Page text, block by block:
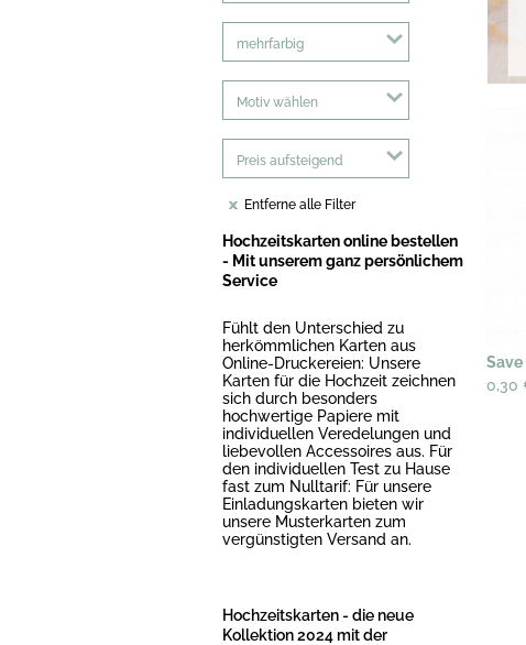
mehrfarbig
Motiv wählen
Preis aufsteigend
Entferne alle Filter
Hochzeitskarten online bestellen
- Mit unserem ganz persönlichem
Service
Fühlt den Unterschied zu
herkömmlichen Karten aus
Online-Druckereien: Unsere
Karten für die Hochzeit zeichnen
sich durch besonders
hochwertige Papiere mit
individuellen Veredelungen und
liebevollen Accessoires aus. Für
den individuellen Test zu Hause
fast zum Nulltarif: Für unsere
Einladungskarten bieten wir
unsere Musterkarten zum
vergünstigten Versand an.
Hochzeitskarten - die neue
Kollektion 2024 mit der
0,30